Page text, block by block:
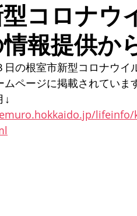
コロナウ
報提供か
日の根室市新型コロナウイ
ページに掲載されています
↓